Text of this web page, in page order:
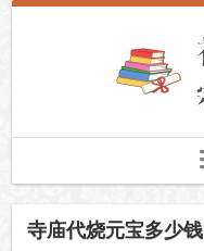
寺庙代烧元宝多少钱